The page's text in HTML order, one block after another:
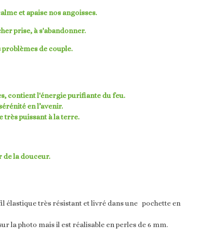
et apaise nos angoisses.
prise, à s'abandonner.
de couple.
contient l'énergie purifiante du feu.
en l’avenir.
très puissant à la terre.
de la douceur.
élastique très résistant et livré dans une pochette en
la photo mais il est réalisable en perles de 6 mm.